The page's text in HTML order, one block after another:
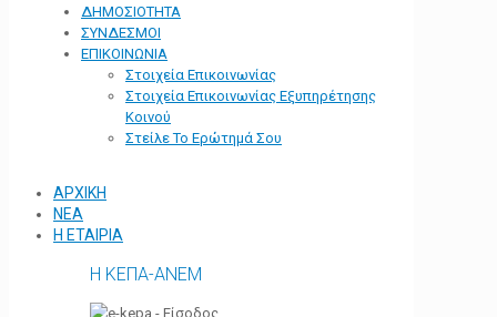
ΔΗΜΟΣΙΟΤΗΤΑ
ΣΥΝΔΕΣΜΟΙ
ΕΠΙΚΟΙΝΩΝΙΑ
Στοιχεία Επικοινωνίας
Στοιχεία Επικοινωνίας Εξυπηρέτησης
Κοινού
Στείλε Το Ερώτημά Σου
ΑΡΧΙΚΗ
ΝΕΑ
Η ΕΤΑΙΡΙΑ
Η ΚΕΠΑ-ΑΝΕΜ